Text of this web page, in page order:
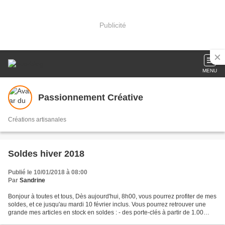
Publicité
MENU
Passionnement Créative
Créations artisanales
Soldes hiver 2018
Publié le 10/01/2018 à 08:00
Par Sandrine
Bonjour à toutes et tous, Dès aujourd'hui, 8h00, vous pourrez profiter de mes
soldes, et ce jusqu'au mardi 10 février inclus. Vous pourrez retrouver une
grande mes articles en stock en soldes : - des porte-clés à partir de 1.00